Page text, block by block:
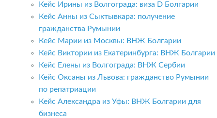
Кейс Ирины из Волгограда: виза D Болгарии
Кейс Анны из Сыктывкара: получение
гражданства Румынии
Кейс Марии из Москвы: ВНЖ Болгарии
Кейс Виктории из Екатеринбурга: ВНЖ Болгарии
Кейс Елены из Волгограда: ВНЖ Сербии
Кейс Оксаны из Львова: гражданство Румынии
по репатриации
Кейс Александра из Уфы: ВНЖ Болгарии для
бизнеса